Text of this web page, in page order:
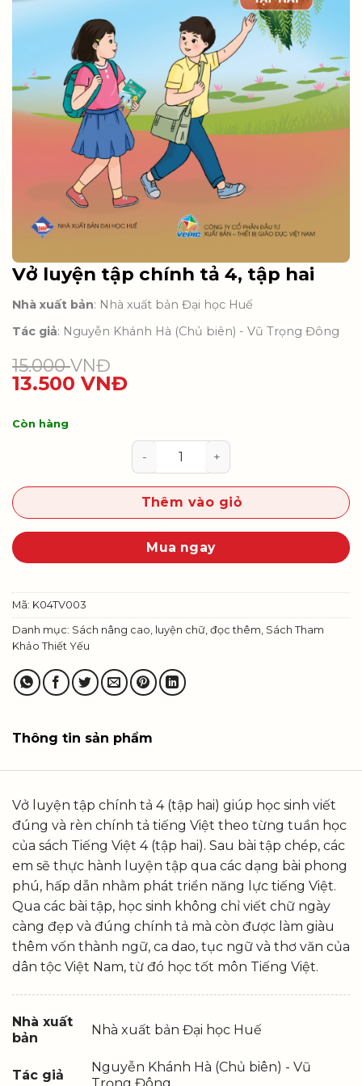
Vở luyện tập chính tả 4, tập hai
Nhà xuất bản: Nhà xuất bản Đại học Huế
Tác giả: Nguyễn Khánh Hà (Chủ biên) - Vũ Trọng Đông
15.000VNĐ
13.500 VNĐ
Còn hàng
Vở luyện tập chính tả 4, tập hai
Thêm vào giỏ
Mua ngay
Mã: K04TV003
Danh mục: Sách nâng cao, luyện chữ, đọc thêm Sách Tham
Khảo Thiết Yếu
Thông tin sản phẩm
Vở luyện tập chính tả 4 (tập hai) giúp học sinh viết
đúng và rèn chính tả tiếng Việt theo từng tuần học
của sách Tiếng Việt 4 (tập hai). Sau bài tập chép, các
em sẽ thực hành luyện tập qua các dạng bài phong
phú, hấp dẫn nhằm phát triển năng lực tiếng Việt.
Qua các bài tập, học sinh không chỉ viết chữ ngày
càng đẹp và đúng chính tả mà còn được làm giàu
thêm vốn thành ngữ, ca dao, tục ngữ và thơ văn của
dân tộc Việt Nam, từ đó học tốt môn Tiếng Việt.
Nhà xuất
bản
Nhà xuất bản Đại học Huế
Tác giả
Nguyễn Khánh Hà (Chủ biên) - Vũ
Trọng Đông